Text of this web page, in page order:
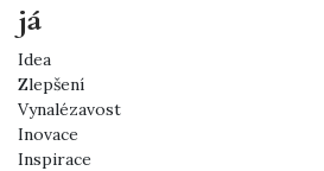
já
Idea
Zlepšení
Vynalézavost
Inovace
Inspirace